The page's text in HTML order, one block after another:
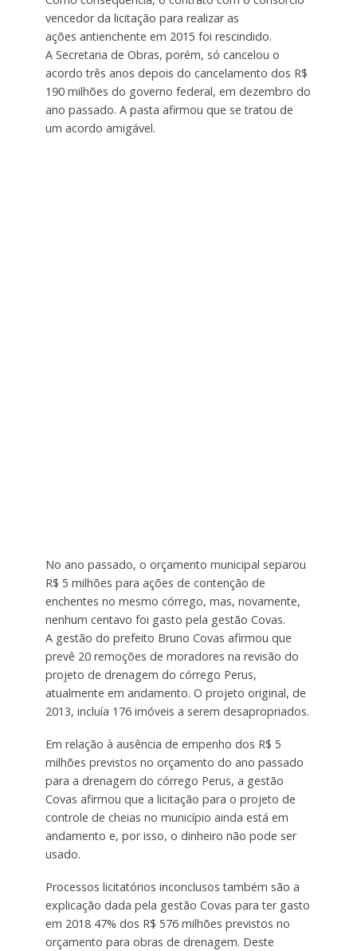
vencedor da licitação para realizar as
ações antienchente em 2015 foi rescindido.
A Secretaria de Obras, porém, só cancelou o
acordo três anos depois do cancelamento dos R$
190 milhões do governo federal, em dezembro do
ano passado. A pasta afirmou que se tratou de
um acordo amigável.
No ano passado, o orçamento municipal separou
R$ 5 milhões para ações de contenção de
enchentes no mesmo córrego, mas, novamente,
nenhum centavo foi gasto pela gestão Covas.
A gestão do prefeito Bruno Covas afirmou que
prevê 20 remoções de moradores na revisão do
projeto de drenagem do córrego Perus,
atualmente em andamento. O projeto original, de
2013, incluía 176 imóveis a serem desapropriados.
Em relação à ausência de empenho dos R$ 5
milhões previstos no orçamento do ano passado
para a drenagem do córrego Perus, a gestão
Covas afirmou que a licitação para o projeto de
controle de cheias no município ainda está em
andamento e, por isso, o dinheiro não pode ser
usado.
Processos licitatórios inconclusos também são a
explicação dada pela gestão Covas para ter gasto
em 2018 47% dos R$ 576 milhões previstos no
orçamento para obras de drenagem. Deste